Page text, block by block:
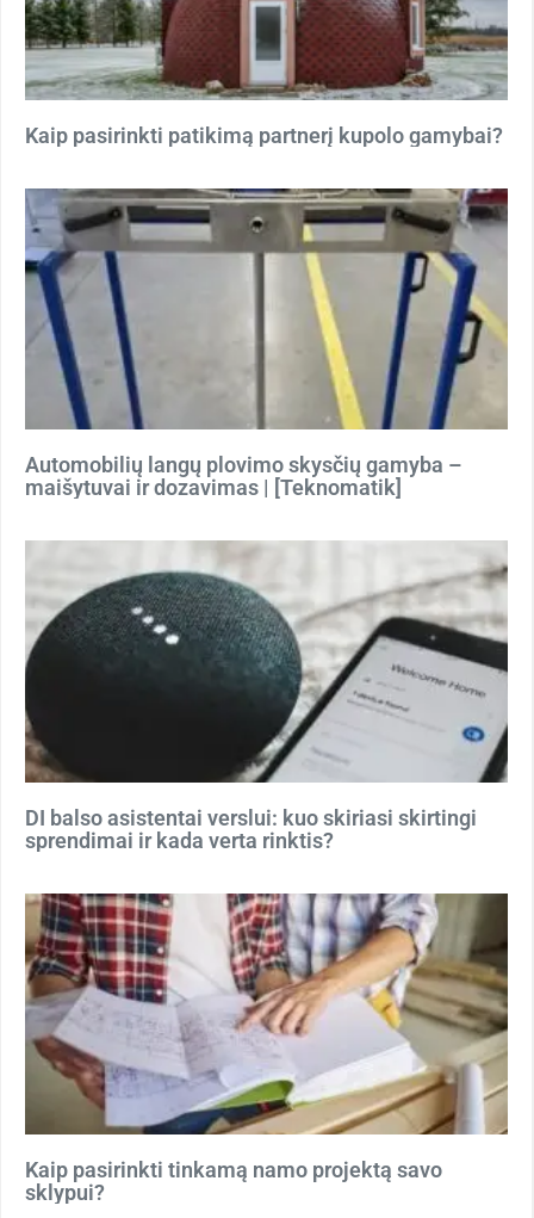
Kaip pasirinkti patikimą partnerį kupolo gamybai?
Automobilių langų plovimo skysčių gamyba –
maišytuvai ir dozavimas | [Teknomatik]
DI balso asistentai verslui: kuo skiriasi skirtingi
sprendimai ir kada verta rinktis?
Kaip pasirinkti tinkamą namo projektą savo
sklypui?